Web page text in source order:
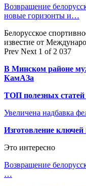
Возвращение
новые горизонты и…
Белорусское
известие от
Prev Next 1 of 2 037
В Минском районе
КамАЗа
ТОП полезных статей
Увеличена надбавка
Изготовление
Это интересно
Возвращение
…